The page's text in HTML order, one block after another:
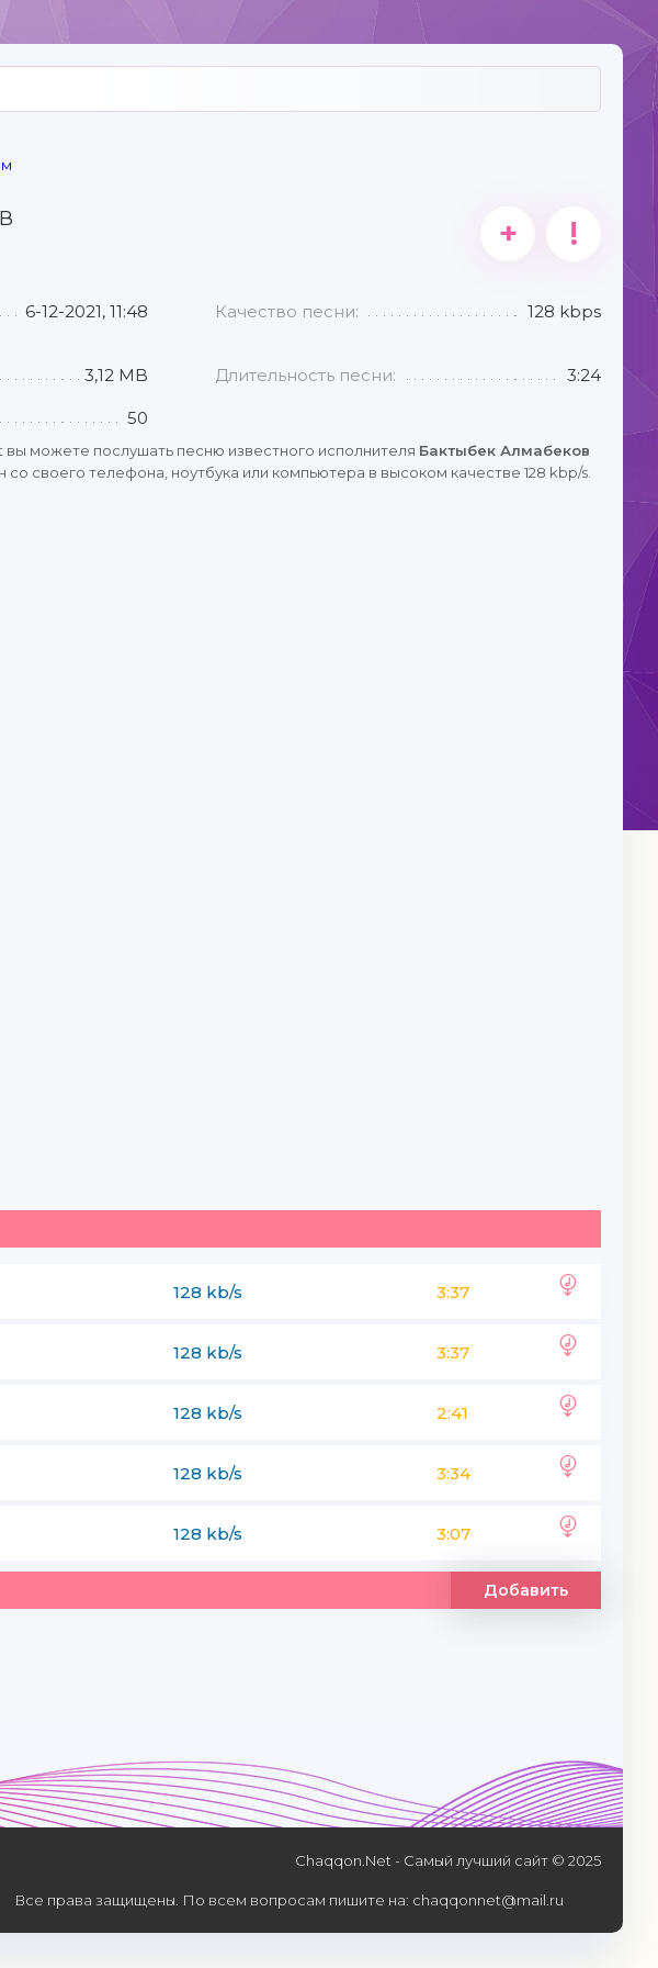
+ !
6-12-2021, 11:48 Качество песни: 128 kbps
3,12 MB Длительность песни: 3:24
50
вы можете послушать песню известного исполнителя Бактыбек Алмабеков
своего телефона, ноутбука или компьютера в высоком качестве 128 kbp/s.
128 kb/s 3:37
128 kb/s 3:37
128 kb/s 2:41
128 kb/s 3:34
128 kb/s 3:07
Добавить
Chaqqon.Net - Самый лучший сайт © 2025
Все права защищены. По всем вопросам пишите на: chaqqonnet@mail.ru